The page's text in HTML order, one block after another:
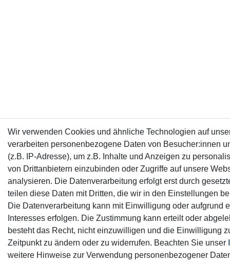
Wir verwenden Cookies und ähnliche Technologien auf
verarbeiten personenbezogene Daten von Besucher:innen
(z.B. IP-Adresse), um z.B. Inhalte und Anzeigen zu
von Drittanbietern einzubinden oder Zugriffe auf unsere
analysieren. Die Datenverarbeitung erfolgt erst durch
teilen diese Daten mit Dritten, die wir in den Einstellungen
Die Datenverarbeitung kann mit Einwilligung oder aufgrund
Interesses erfolgen. Die Zustimmung kann erteilt oder
besteht das Recht, nicht einzuwilligen und die Einwilligung
Zeitpunkt zu ändern oder zu widerrufen. Beachten Sie unser
weitere Hinweise zur Verwendung personenbezogener